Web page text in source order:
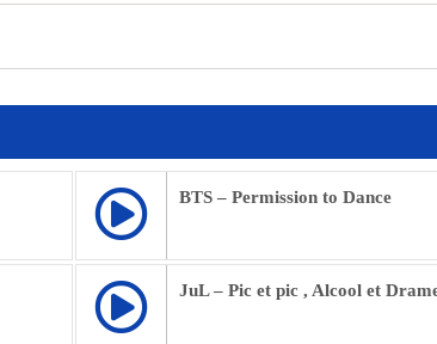
BTS – Permission to Dance
JuL – Pic et pic , Alcool et